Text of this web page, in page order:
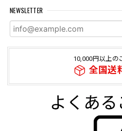
NEWSLETTER
10,000円以上の
全国送